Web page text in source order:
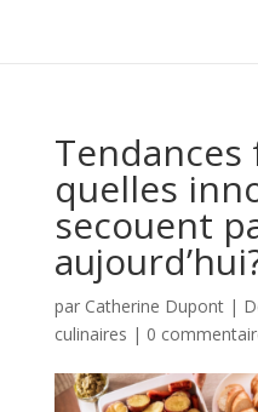
Tendances
quelles
secouent
par Catherine Dupont|
culinaires | 0